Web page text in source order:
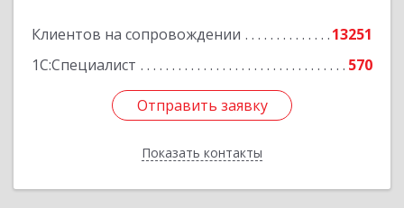
Клиентов на сопровождении
13251
1С:Специалист
570
Отправить заявку
Показать контакты
Отправить заявку
Назад